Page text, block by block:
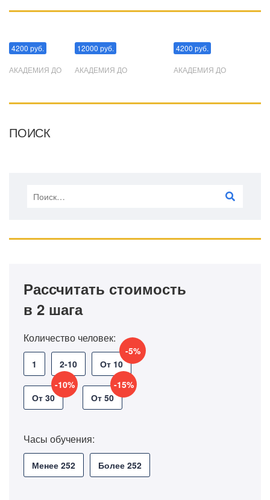
4200 руб.
АКАДЕМИЯ ДО
12000 руб.
АКАДЕМИЯ ДО
4200 руб.
АКАДЕМИЯ ДО
ПОИСК
Рассчитать стоимость
в 2 шага
Количество человек:
1 2-10 От 10
-5%
От 30
-10%
От 50
-15%
Часы обучения:
Менее 252 Более 252